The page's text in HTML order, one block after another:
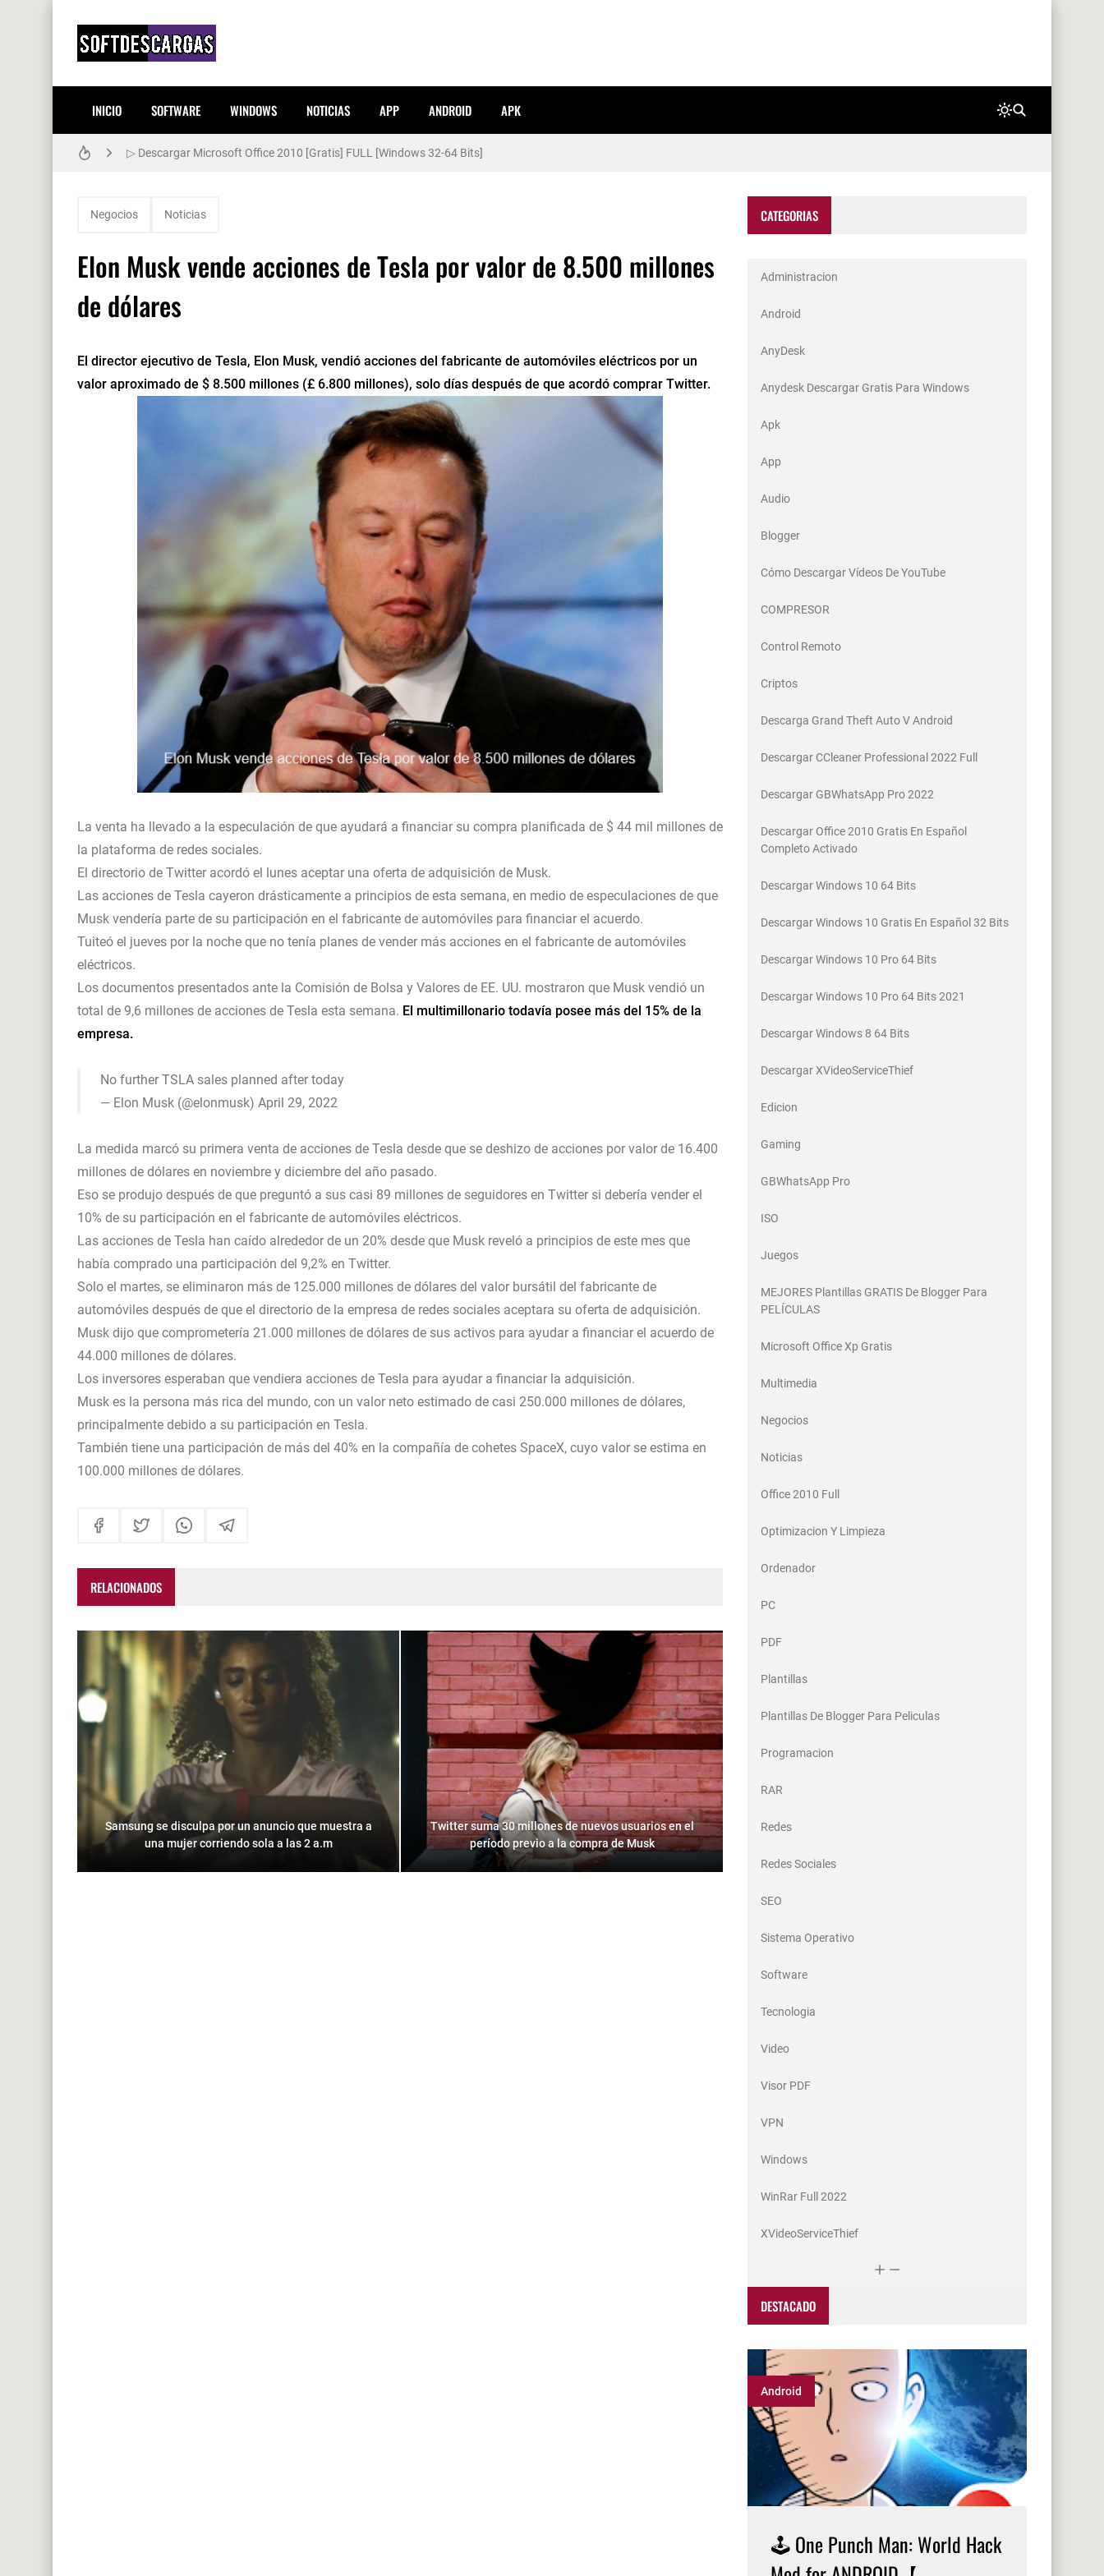
INICIO SOFTWARE WINDOWS NOTICIAS APP ANDROID APK
▷ Descargar Windows XP Gratis [32-64 Bits] Español [ISO] 2024
▷ Descargar Microsoft Office 2010 [Gratis] FULL [Windows 32-64 Bits]
Negocios Noticias
Elon Musk vende acciones de Tesla por valor de 8.500 millones
de dólares
El director ejecutivo de Tesla, Elon Musk, vendió acciones del fabricante de automóviles eléctricos por un
valor aproximado de $ 8.500 millones (£ 6.800 millones), solo días después de que acordó comprar Twitter.
La venta ha llevado a la especulación de que ayudará a financiar su compra planificada de $ 44 mil millones de
la plataforma de redes sociales.
El directorio de Twitter acordó el lunes aceptar una oferta de adquisición de Musk.
Las acciones de Tesla cayeron drásticamente a principios de esta semana, en medio de especulaciones de que
Musk vendería parte de su participación en el fabricante de automóviles para financiar el acuerdo.
Tuiteó el jueves por la noche que no tenía planes de vender más acciones en el fabricante de automóviles
eléctricos.
Los documentos presentados ante la Comisión de Bolsa y Valores de EE. UU. mostraron que Musk vendió un
total de 9,6 millones de acciones de Tesla esta semana. El multimillonario todavía posee más del 15% de la
empresa.
No further TSLA sales planned after today
— Elon Musk (@elonmusk) April 29, 2022
La medida marcó su primera venta de acciones de Tesla desde que se deshizo de acciones por valor de 16.400
millones de dólares en noviembre y diciembre del año pasado.
Eso se produjo después de que preguntó a sus casi 89 millones de seguidores en Twitter si debería vender el
10% de su participación en el fabricante de automóviles eléctricos.
Las acciones de Tesla han caído alrededor de un 20% desde que Musk reveló a principios de este mes que
había comprado una participación del 9,2% en Twitter.
Solo el martes, se eliminaron más de 125.000 millones de dólares del valor bursátil del fabricante de
automóviles después de que el directorio de la empresa de redes sociales aceptara su oferta de adquisición.
Musk dijo que comprometería 21.000 millones de dólares de sus activos para ayudar a financiar el acuerdo de
44.000 millones de dólares.
Los inversores esperaban que vendiera acciones de Tesla para ayudar a financiar la adquisición.
Musk es la persona más rica del mundo, con un valor neto estimado de casi 250.000 millones de dólares,
principalmente debido a su participación en Tesla.
También tiene una participación de más del 40% en la compañía de cohetes SpaceX, cuyo valor se estima en
100.000 millones de dólares.
RELACIONADOS
Samsung se disculpa por un anuncio que muestra a
una mujer corriendo sola a las 2 a.m
Twitter suma 30 millones de nuevos usuarios en el
período previo a la compra de Musk
CATEGORIAS
Administracion
Android
AnyDesk
Anydesk Descargar Gratis Para Windows
Apk
App
Audio
Blogger
Cómo Descargar Vídeos De YouTube
COMPRESOR
Control Remoto
Criptos
Descarga Grand Theft Auto V Android
Descargar CCleaner Professional 2022 Full
Descargar GBWhatsApp Pro 2022
Descargar Office 2010 Gratis En Español
Completo Activado
Descargar Windows 10 64 Bits
Descargar Windows 10 Gratis En Español 32 Bits
Descargar Windows 10 Pro 64 Bits
Descargar Windows 10 Pro 64 Bits 2021
Descargar Windows 8 64 Bits
Descargar XVideoServiceThief
Edicion
Gaming
GBWhatsApp Pro
ISO
Juegos
MEJORES Plantillas GRATIS De Blogger Para
PELÍCULAS
Microsoft Office Xp Gratis
Multimedia
Negocios
Noticias
Office 2010 Full
Optimizacion Y Limpieza
Ordenador
PC
PDF
Plantillas
Plantillas De Blogger Para Peliculas
Programacion
RAR
Redes
Redes Sociales
SEO
Sistema Operativo
Software
Tecnologia
Video
Visor PDF
VPN
Windows
WinRar Full 2022
XVideoServiceThief
DESTACADO
Android
🕹️ One Punch Man: World Hack